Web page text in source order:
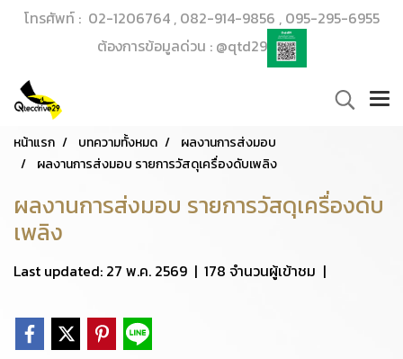
โทรศัพท์ : 02-1206764 , 082-914-9856 , 095-295-6955
ต้องการข้อมูลด่วน : @qtd29
หน้าแรก บทความทั้งหมด
ผลงานการส่งมอบ
ผลงานการส่งมอบ รายการวัสดุเครื่องดับเพลิง
ผลงานการส่งมอบ รายการวัสดุเครื่องดับ
เพลิง
Last updated: 27 พ.ค. 2569 | 178 จำนวนผู้เข้าชม |